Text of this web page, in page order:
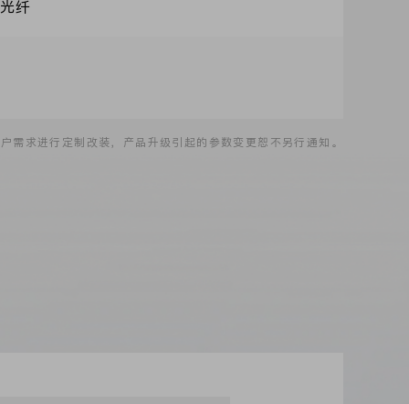
纤
求进行定制改装，产品升级引起的参数变更恕不另行通知。